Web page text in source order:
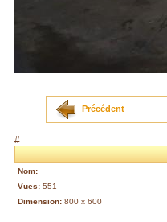
Précédent
#
Nom:
Vues: 551
Dimension: 800 x 600